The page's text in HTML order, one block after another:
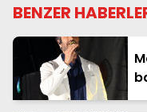
BENZER